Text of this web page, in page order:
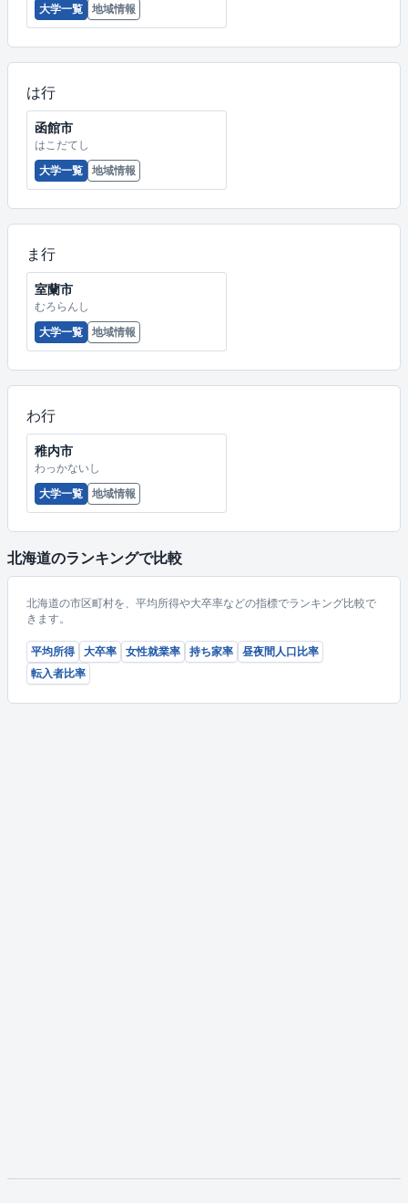
大学一覧
地域情報
は行
函館市
はこだてし
大学一覧
地域情報
ま行
室蘭市
むろらんし
大学一覧
地域情報
わ行
稚内市
わっかないし
大学一覧
地域情報
北海道のランキングで比較
北海道の市区町村を、平均所得や大卒率などの指標でランキング比較で
きます。
平均所得 大卒率 女性就業率 持ち家率
昼夜間人口比率
転入者比率